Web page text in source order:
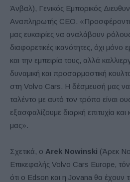
Άνβαλ), Γενικός Εμπορικός
Αναπληρωτής CEO.
μας ευκαιρίες να αναλάβουν
διαφορετικές ικανότητες, όχι μόνο
και την εμπειρία τους, αλλά
δυναμική και προσαρμοστική
στη Volvo Cars. Η δέσμευσή μας να
ταλέντο με αυτό τον τρόπο είναι
εξασφαλίζουμε διαρκή επιτυχία
μας».
Σχετικά, ο Arek Nowinski (Άρεκ
Επικεφαλής Volvo Cars Europe,
ότι ο Edson και η Jovana θα έχουν